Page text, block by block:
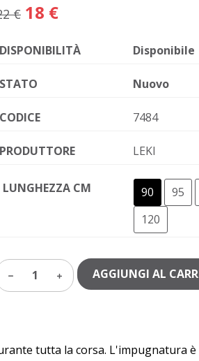
€ 18 €
DISPONIBILITÀ Disponibile
STATO Nuovo
CODICE 7484
PRODUTTORE LEKI
LUNGHEZZA CM 90 95
120
1 AGGIUNGI AL
tutta la corsa. L'impugnatura